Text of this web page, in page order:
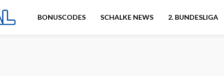
BONUSCODES SCHALKE NEWS 2. BUNDESLIGA